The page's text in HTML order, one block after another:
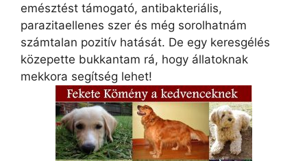
emésztést támogató, antibakteriális,
parazitaellenes szer és még sorolhatnám
számtalan pozitív hatását. De egy keresgélés
közepette bukkantam rá, hogy állatoknak
mekkora segítség lehet!